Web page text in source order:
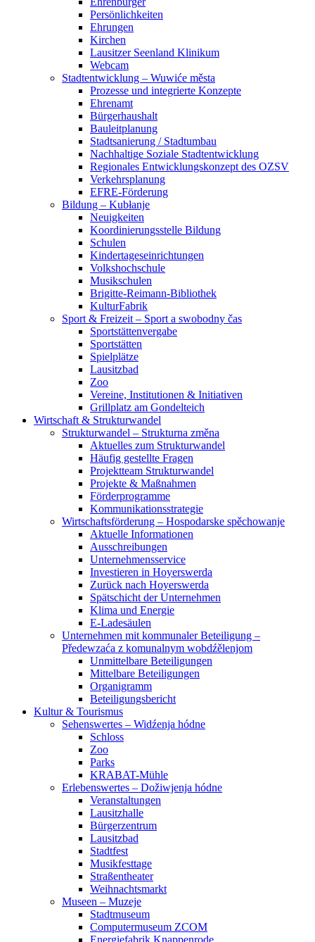
Persönlichkeiten
Ehrungen
Kirchen
Lausitzer Seenland Klinikum
Webcam
Stadtentwicklung – Wuwiće města
Prozesse und integrierte Konzepte
Ehrenamt
Bürgerhaushalt
Bauleitplanung
Stadtsanierung / Stadtumbau
Nachhaltige Soziale Stadtentwicklung
Regionales Entwicklungskonzept des OZSV
Verkehrsplanung
EFRE-Förderung
Bildung – Kubłanje
Neuigkeiten
Koordinierungsstelle Bildung
Schulen
Kindertageseinrichtungen
Volkshochschule
Musikschulen
Brigitte-Reimann-Bibliothek
KulturFabrik
Sport & Freizeit – Sport a swobodny čas
Sportstättenvergabe
Sportstätten
Spielplätze
Lausitzbad
Zoo
Vereine, Institutionen & Initiativen
Grillplatz am Gondelteich
Wirtschaft & Strukturwandel
Strukturwandel – Strukturna změna
Aktuelles zum Strukturwandel
Häufig gestellte Fragen
Projektteam Strukturwandel
Projekte & Maßnahmen
Förderprogramme
Kommunikationsstrategie
Wirtschaftsförderung – Hospodarske spěchowanje
Aktuelle Informationen
Ausschreibungen
Unternehmensservice
Investieren in Hoyerswerda
Zurück nach Hoyerswerda
Spätschicht der Unternehmen
Klima und Energie
E-Ladesäulen
Unternehmen mit kommunaler Beteiligung –
Předewzaća z komunalnym wobdźělenjom
Unmittelbare Beteiligungen
Mittelbare Beteiligungen
Organigramm
Beteiligungsbericht
Kultur & Tourismus
Sehenswertes – Widźenja hódne
Schloss
Zoo
Parks
KRABAT-Mühle
Erlebenswertes – Dožiwjenja hódne
Veranstaltungen
Lausitzhalle
Bürgerzentrum
Lausitzbad
Stadtfest
Musikfesttage
Straßentheater
Weihnachtsmarkt
Museen – Muzeje
Stadtmuseum
Computermuseum ZCOM